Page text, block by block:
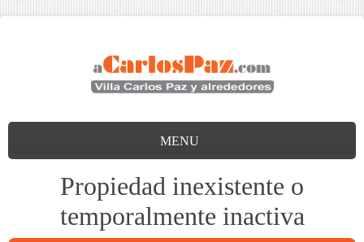
MENU
Propiedad inexistente o
temporalmente inactiva